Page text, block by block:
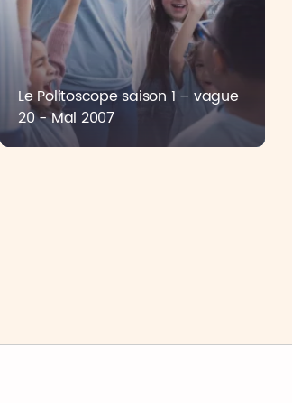
Le Politoscope saison 1 – vague
20 - Mai 2007